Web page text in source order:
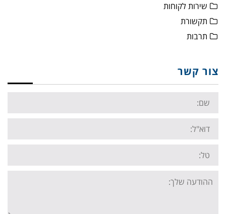
שירות לקוחות
תקשורת
תרבות
צור קשר
Name:
Email:
Tel:
Your
message: